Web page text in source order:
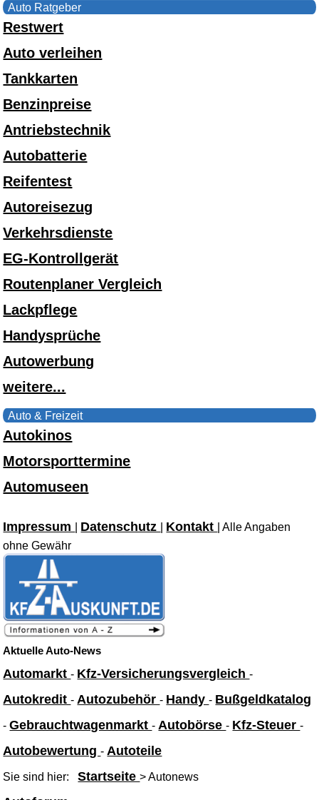
Auto Ratgeber
Restwert
Auto verleihen
Tankkarten
Benzinpreise
Antriebstechnik
Autobatterie
Reifentest
Autoreisezug
Verkehrsdienste
EG-Kontrollgerät
Routenplaner Vergleich
Lackpflege
Handysprüche
Autowerbung
weitere...
Auto & Freizeit
Autokinos
Motorsporttermine
Automuseen
Impressum Datenschutz Kontakt
| Alle Angaben
ohne Gewähr
Aktuelle Auto-News
Automarkt- Kfz-Versicherungsvergleich-
Autokredit- Autozubehör- Handy- Bußgeldkatalog
-Gebrauchtwagenmarkt- Autobörse- Kfz-Steuer-
Autobewertung- Autoteile
Sie sind hier:Startseite> Autonews